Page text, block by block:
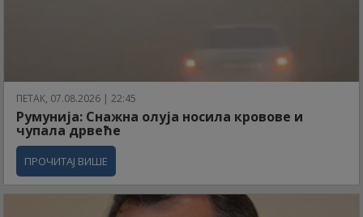
ПЕТАК, 07.08.2026 | 22:45
Румунија: Снажна олуја носила кровове и
чупала дрвеће
ПРОЧИТАЈ ВИШЕ